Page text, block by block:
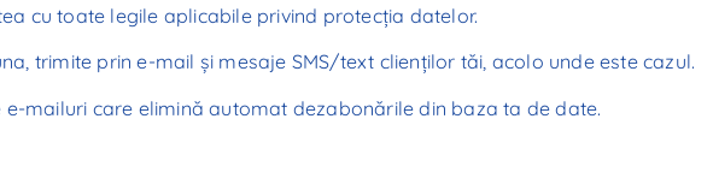
cu toate legile aplicabile privind protecția datelor.
trimite prin e-mail și mesaje SMS/text clienților tăi, acolo unde este cazul.
e-mailuri care elimină automat dezabonările din baza ta de date.